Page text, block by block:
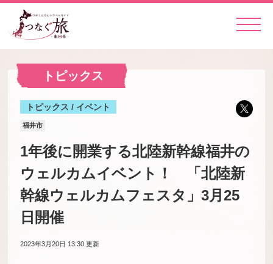
トピックス
トピックス / イベント
福井市
1年後に開業する北陸新幹線福井の
ウェルカムイベント！ 「北陸新
幹線ウェルカムフェスタ」3月25
日開催
2023年3月20日 13:30 更新